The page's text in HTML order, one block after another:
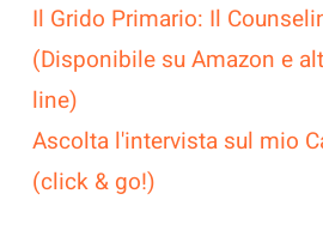
Il Grido Primario: Il
(Disponibile su Amazon e
line)
Ascolta l'intervista sul mio
(click & go!)